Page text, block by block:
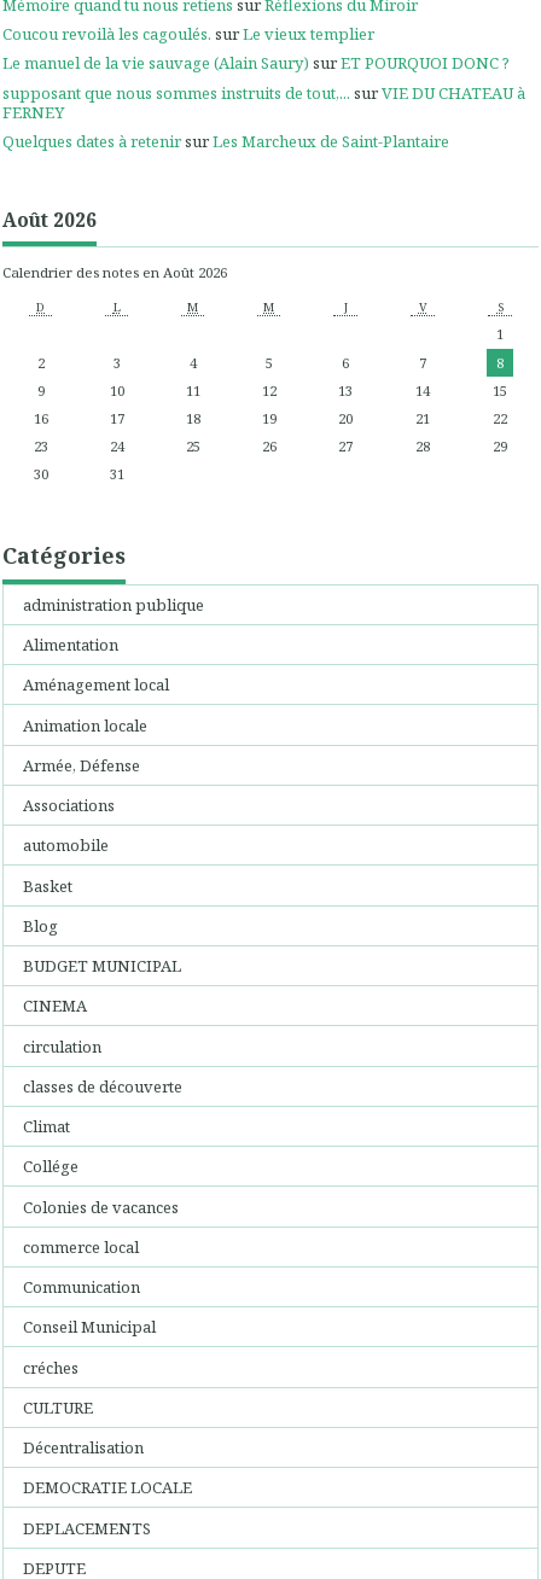
Mémoire quand tu nous retiens surRéflexions du Miroir
Coucou revoilà les cagoulés. surLe vieux templier
Le manuel de la vie sauvage (Alain Saury) surET POURQUOI DONC ?
supposant que nous sommes instruits de tout,... surVIE DU CHATEAU à
FERNEY
Quelques dates à retenirsurLes Marcheux de Saint-Plantaire
Août 2026
Calendrier des notes en Août 2026
D L M M J V S
1
2
3 4 5 6 7
8
9
10 11 12 13 14
15
16
17 18 19 20 21
22
23
24 25 26 27 28
29
30
31
Catégories
administration publique
Alimentation
Aménagement local
Animation locale
Armée, Défense
Associations
automobile
Basket
Blog
BUDGET MUNICIPAL
CINEMA
circulation
classes de découverte
Climat
Collége
Colonies de vacances
commerce local
Communication
Conseil Municipal
créches
CULTURE
Décentralisation
DEMOCRATIE LOCALE
DEPLACEMENTS
DEPUTE